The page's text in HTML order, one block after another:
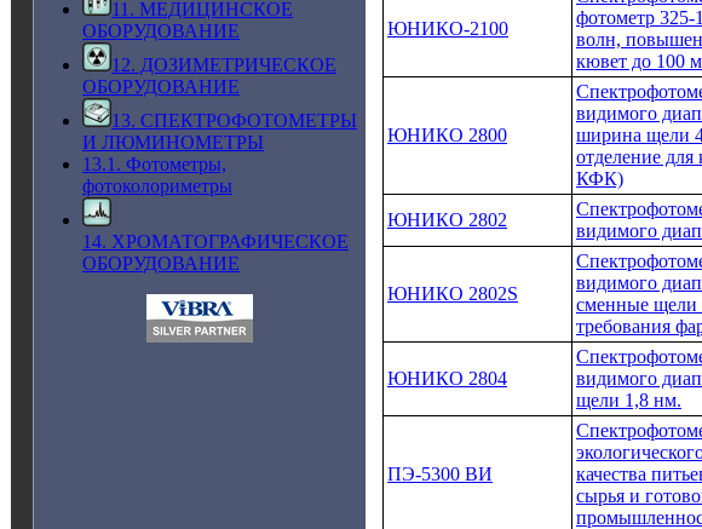
11. МЕДИЦИНСКОЕ
ОБОРУДОВАНИЕ
12. ДОЗИМЕТРИЧЕСКОЕ
ОБОРУДОВАНИЕ
13. СПЕКТРОФОТОМЕТРЫ
И ЛЮМИНОМЕТРЫ
13.1. Фотометры,
фотоколориметры
14. ХРОМАТОГРАФИЧЕСКОЕ
ОБОРУДОВАНИЕ
ЮНИКО‑2100
фотометр 325-
волн,
кювет до 100
ЮНИКО 2800
видимого
ширина щели
отделение
КФК)
ЮНИКО 2802
видимого
ЮНИКО 2802S
видимого
сменные щели
требования
ЮНИКО 2804
видимого
щели 1,8 нм.
ПЭ‑5300 ВИ
качества
сырья и